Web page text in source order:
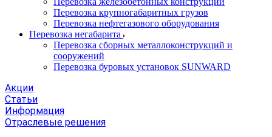
Перевозка крупногабаритных грузов
Перевозка нефтегазового оборудования
Перевозка негабарита
Перевозка сборных металлоконструкций и
сооружений
Перевозка буровых установок SUNWARD
Акции
Статьи
Информация
Отраслевые решения